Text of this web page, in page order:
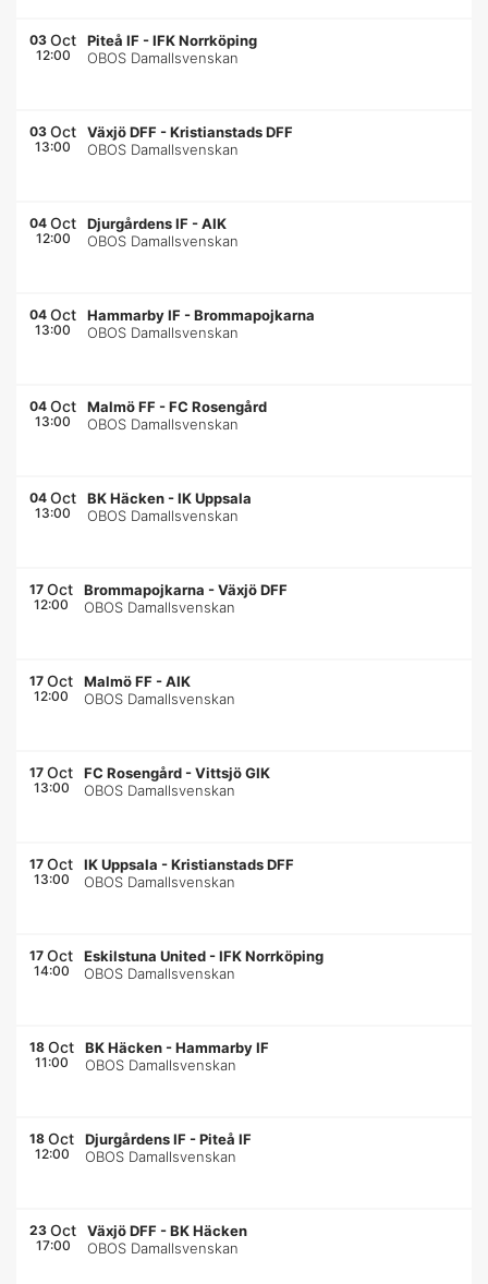
03 Oct
12:00
Piteå IF -IFK Norrköping
OBOS Damallsvenskan
03 Oct
13:00
Växjö DFF -Kristianstads DFF
OBOS Damallsvenskan
04 Oct
12:00
Djurgårdens IF -AIK
OBOS Damallsvenskan
04 Oct
13:00
Hammarby IF -Brommapojkarna
OBOS Damallsvenskan
04 Oct
13:00
Malmö FF -FC Rosengård
OBOS Damallsvenskan
04 Oct
13:00
BK Häcken -IK Uppsala
OBOS Damallsvenskan
17 Oct
12:00
Brommapojkarna -Växjö DFF
OBOS Damallsvenskan
17 Oct
12:00
Malmö FF -AIK
OBOS Damallsvenskan
17 Oct
13:00
FC Rosengård -Vittsjö GIK
OBOS Damallsvenskan
17 Oct
13:00
IK Uppsala -Kristianstads DFF
OBOS Damallsvenskan
17 Oct
14:00
Eskilstuna United -IFK Norrköping
OBOS Damallsvenskan
18 Oct
11:00
BK Häcken -Hammarby IF
OBOS Damallsvenskan
18 Oct
12:00
Djurgårdens IF -Piteå IF
OBOS Damallsvenskan
23 Oct
17:00
Växjö DFF -BK Häcken
OBOS Damallsvenskan